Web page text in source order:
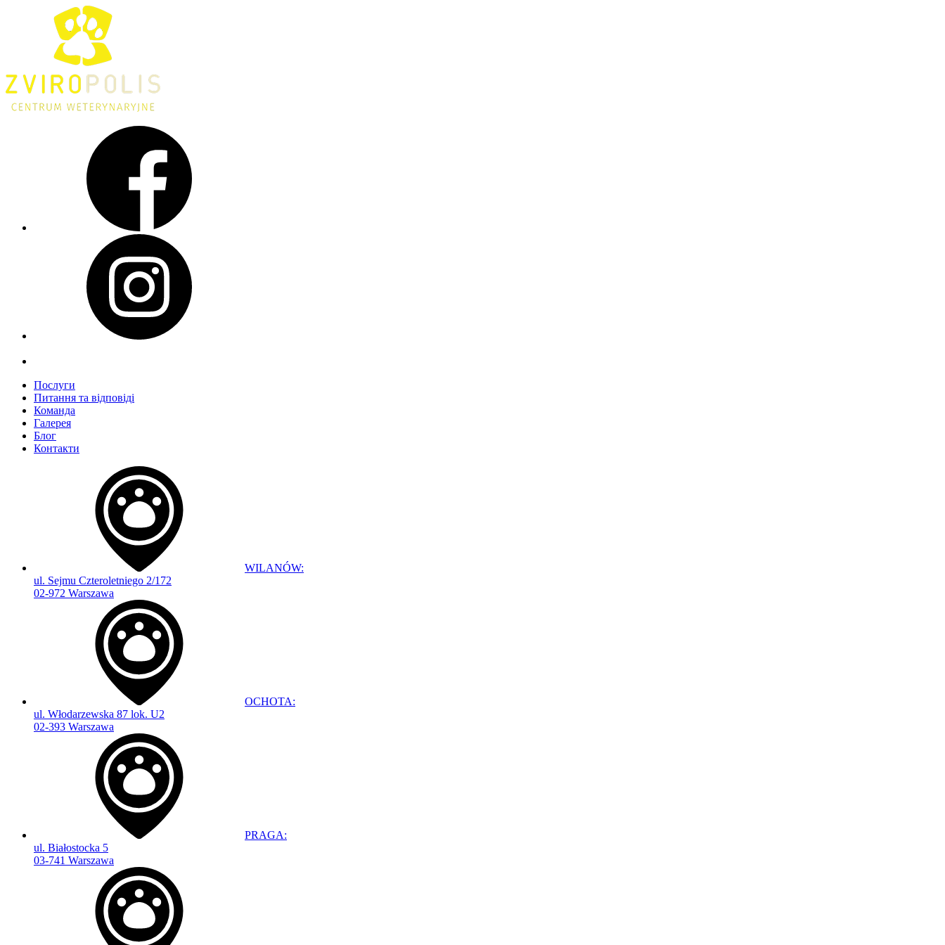
Послуги
Питання та відповіді
Команда
Галерея
Блог
Контакти
WILANÓW:
ul. Sejmu Czteroletniego 2/172
02-972 Warszawa
OCHOTA:
ul. Włodarzewska 87 lok. U2
02-393 Warszawa
PRAGA:
ul. Białostocka 5
03-741 Warszawa